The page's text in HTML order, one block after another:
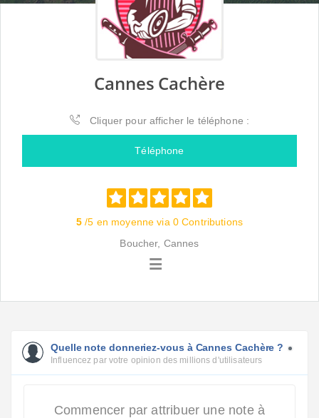
Cannes Cachère
Cliquer pour afficher le téléphone :
Téléphone
5 /5 en moyenne via 0 Contributions
Boucher, Cannes
Quelle note donneriez-vous à Cannes Cachère ?
Influencez par votre opinion des millions d'utilisateurs
Commencer par attribuer une note à